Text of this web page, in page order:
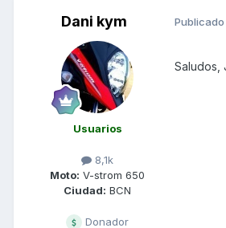
Dani kym
Usuarios
8,1k
Moto: V-strom 650
Ciudad: BCN
Donador
Publicado
Saludos,